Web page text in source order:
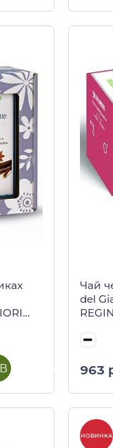
корзину
Чай
del
963
НОВИНКА